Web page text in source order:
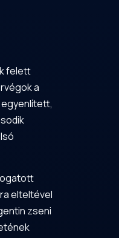
felett
a
elteltével
zseni